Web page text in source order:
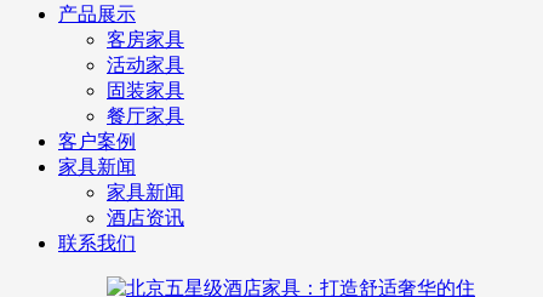
产品展示
客房家具
活动家具
固装家具
餐厅家具
客户案例
家具新闻
家具新闻
酒店资讯
联系我们